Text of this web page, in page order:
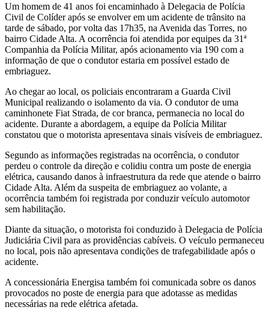
Um homem de 41 anos foi encaminhado à Delegacia de Polícia
Civil de Colíder após se envolver em um acidente de trânsito na
tarde de sábado, por volta das 17h35, na Avenida das Torres, no
bairro Cidade Alta. A ocorrência foi atendida por equipes da 31ª
Companhia da Polícia Militar, após acionamento via 190 com a
informação de que o condutor estaria em possível estado de
embriaguez.
Ao chegar ao local, os policiais encontraram a Guarda Civil
Municipal realizando o isolamento da via. O condutor de uma
caminhonete Fiat Strada, de cor branca, permanecia no local do
acidente. Durante a abordagem, a equipe da Polícia Militar
constatou que o motorista apresentava sinais visíveis de embriaguez.
Segundo as informações registradas na ocorrência, o condutor
perdeu o controle da direção e colidiu contra um poste de energia
elétrica, causando danos à infraestrutura da rede que atende o bairro
Cidade Alta. Além da suspeita de embriaguez ao volante, a
ocorrência também foi registrada por conduzir veículo automotor
sem habilitação.
Diante da situação, o motorista foi conduzido à Delegacia de Polícia
Judiciária Civil para as providências cabíveis. O veículo permaneceu
no local, pois não apresentava condições de trafegabilidade após o
acidente.
A concessionária Energisa também foi comunicada sobre os danos
provocados no poste de energia para que adotasse as medidas
necessárias na rede elétrica afetada.